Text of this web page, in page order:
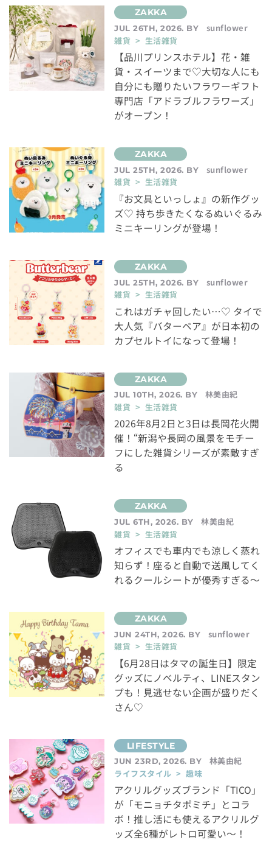
JUL 26TH, 2026. BY
sunflower
雑貨 > 生活雑貨
【品川プリンスホテル】花・雑
貨・スイーツまで♡大切な人にも
自分にも贈りたいフラワーギフト
専門店「アドラブルフラワーズ」
がオープン！
JUL 25TH, 2026. BY
sunflower
雑貨 > 生活雑貨
『お文具といっしょ』の新作グッ
ズ♡ 持ち歩きたくなるぬいぐるみ
ミニキーリングが登場！
JUL 25TH, 2026. BY
sunflower
雑貨 > 生活雑貨
これはガチャ回したい…♡ タイで
大人気『バターベア』が日本初の
カプセルトイになって登場！
JUL 10TH, 2026. BY
林美由紀
雑貨 > 生活雑貨
2026年8月2日と3日は長岡花火開
催！“新潟や長岡の風景をモチー
フにした雑貨シリーズが素敵すぎ
る
JUL 6TH, 2026. BY
林美由紀
雑貨 > 生活雑貨
オフィスでも車内でも涼しく蒸れ
知らず！座ると自動で送風してく
れるクールシートが優秀すぎる～
JUN 24TH, 2026. BY
sunflower
雑貨 > 生活雑貨
【6月28日はタマの誕生日】限定
グッズにノベルティ、LINEスタン
プも！見逃せない企画が盛りだく
さん♡
JUN 23RD, 2026. BY
林美由紀
ライフスタイル > 趣味
アクリルグッズブランド「TICO」
が「モニョチタポミチ」とコラ
ボ！推し活にも使えるアクリルグ
ッズ全6種がレトロ可愛い～！